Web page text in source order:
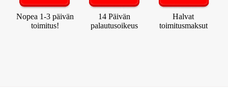
Nopea 1-3 päivän
toimitus!
14 Päivän
palautusoikeus
Halvat
toimitusmaksut